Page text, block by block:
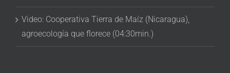
Video: Cooperativa Tierra de Maíz (Nicaragua),
agroecología que florece (04:30min.)